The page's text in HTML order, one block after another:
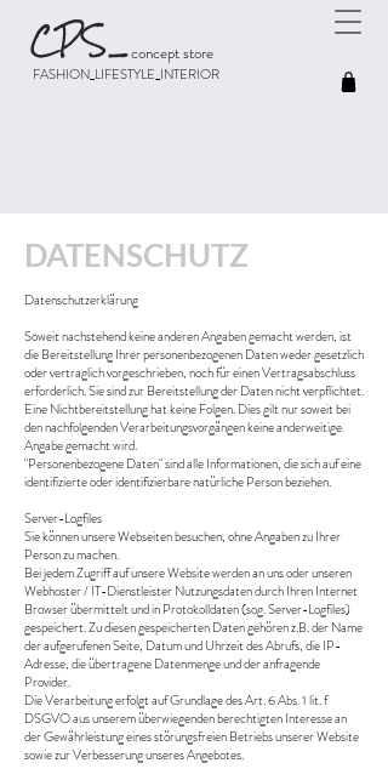
CPS_
FASHION_LIFESTYLE_INTERIOR
concept store
DATENSCHUTZ
Datenschutzerklärung
Soweit nachstehend keine anderen Angaben gemacht werden, ist
die Bereitstellung Ihrer personenbezogenen Daten weder gesetzlich
oder vertraglich vorgeschrieben, noch für einen Vertragsabschluss
erforderlich. Sie sind zur Bereitstellung der Daten nicht verpflichtet.
Eine Nichtbereitstellung hat keine Folgen. Dies gilt nur soweit bei
den nachfolgenden Verarbeitungsvorgängen keine anderweitige
Angabe gemacht wird.
"Personenbezogene Daten" sind alle Informationen, die sich auf eine
identifizierte oder identifizierbare natürliche Person beziehen.
Server-Logfiles
Sie können unsere Webseiten besuchen, ohne Angaben zu Ihrer
Person zu machen.
Bei jedem Zugriff auf unsere Website werden an uns oder unseren
Webhoster / IT-Dienstleister Nutzungsdaten durch Ihren Internet
Browser übermittelt und in Protokolldaten (sog. Server-Logfiles)
gespeichert. Zu diesen gespeicherten Daten gehören z.B. der Name
der aufgerufenen Seite, Datum und Uhrzeit des Abrufs, die IP-
Adresse, die übertragene Datenmenge und der anfragende
Provider.
Die Verarbeitung erfolgt auf Grundlage des Art. 6 Abs. 1 lit. f
DSGVO aus unserem überwiegenden berechtigten Interesse an
der Gewährleistung eines störungsfreien Betriebs unserer Website
sowie zur Verbesserung unseres Angebotes.